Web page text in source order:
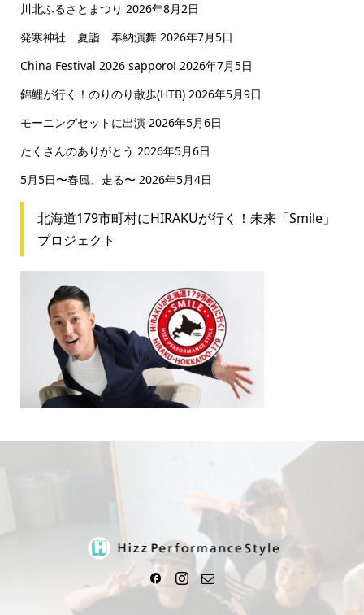
川北ふるさとまつり 2026年8月2日
発寒神社 夏詣 奉納演舞 2026年7月5日
China Festival 2026 sapporo! 2026年7月5日
錦鯉が行く！のりのり散歩(HTB) 2026年5月9日
モーニングセットに出演 2026年5月6日
たくさんのありがとう 2026年5月6日
5月5日〜春風、走る〜 2026年5月4日
北海道179市町村にHIRAKUが行く！未来「Smile」
プロジェクト